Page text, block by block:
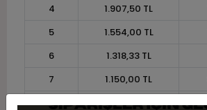
4
1.907,50 TL
5
1.554,00 TL
6
1.318,33 TL
7
1.150,00 TL
8
1.023,75 TL